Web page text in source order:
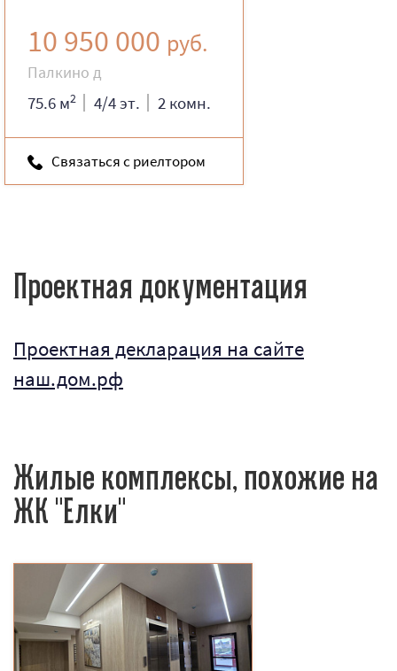
10 950 000 руб.
Палкино д
75.6 м2 4/4 эт. 2 комн.
Связаться с риелтором
Проектная документация
Проектная декларация на сайте
наш.дом.рф
Жилые комплексы, похожие на
ЖК "Елки"